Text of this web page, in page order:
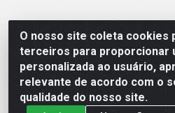
O nosso site coleta cookies
terceiros para proporcionar
personalizada ao usuário,
relevante de acordo com o
qualidade do nosso site.
Deskontão Atacado - Av. Marechal
Imbiribeira - Recife/PE - CEP
57